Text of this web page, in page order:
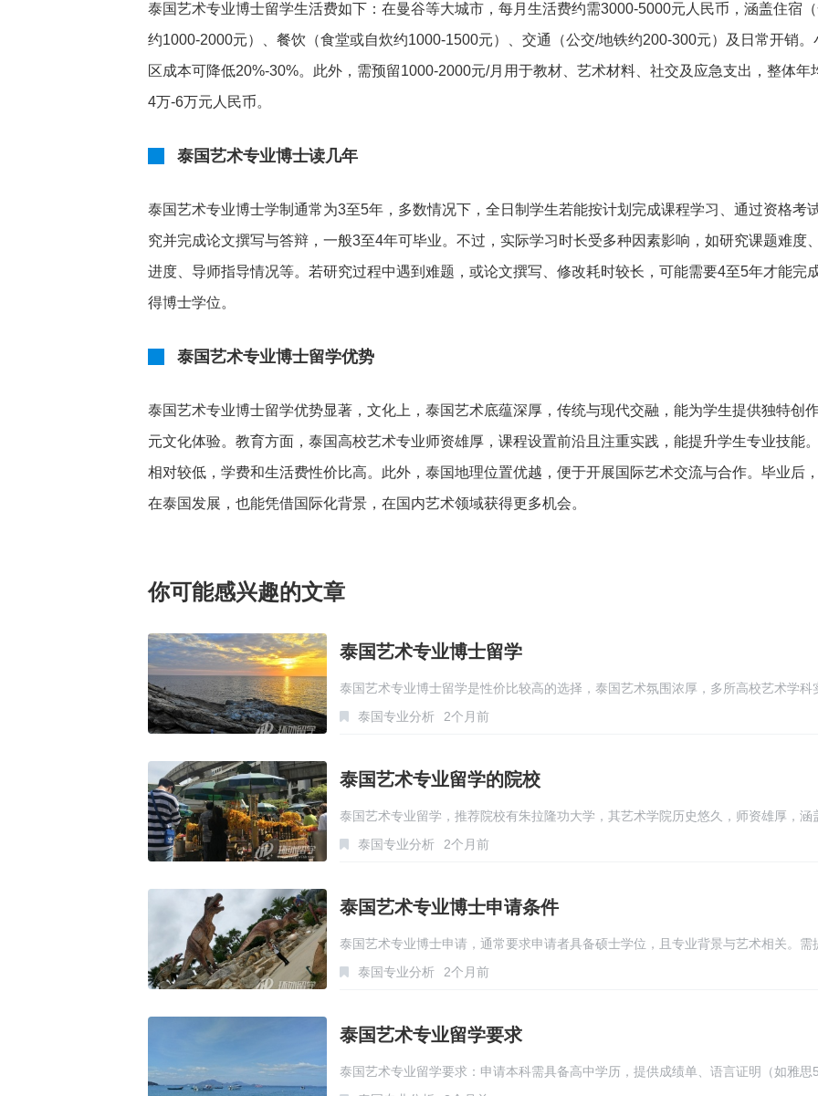
泰国艺术专业博士留学生活费如下：在曼谷等大城市，每月生活费约需3000-5000元人民币，涵盖住宿
约1000-2000元）、餐饮（食堂或自炊约1000-1500元）、交通（公交/地铁约200-300元）及日常开销。
区成本可降低20%-30%。此外，需预留1000-2000元/月用于教材、艺术材料、社交及应急支出，整体年
4万-6万元人民币。
泰国艺术专业博士读几年
泰国艺术专业博士学制通常为3至5年，多数情况下，全日制学生若能按计划完成课程学习、通过资格考
究并完成论文撰写与答辩，一般3至4年可毕业。不过，实际学习时长受多种因素影响，如研究课题难度
进度、导师指导情况等。若研究过程中遇到难题，或论文撰写、修改耗时较长，可能需要4至5年才能完
得博士学位。
泰国艺术专业博士留学优势
泰国艺术专业博士留学优势显著，文化上，泰国艺术底蕴深厚，传统与现代交融，能为学生提供独特创
元文化体验。教育方面，泰国高校艺术专业师资雄厚，课程设置前沿且注重实践，能提升学生专业技能
相对较低，学费和生活费性价比高。此外，泰国地理位置优越，便于开展国际艺术交流与合作。毕业后
在泰国发展，也能凭借国际化背景，在国内艺术领域获得更多机会。
你可能感兴趣的文章
泰国艺术专业博士留学
泰国艺术专业博士留学是性价比较高的选择，泰国艺术氛围浓厚，多所高校艺术学科
泰国专业分析
2个月前
泰国艺术专业留学的院校
泰国艺术专业留学，推荐院校有朱拉隆功大学，其艺术学院历史悠久，师资雄厚，涵
泰国专业分析
2个月前
泰国艺术专业博士申请条件
泰国艺术专业博士申请，通常要求申请者具备硕士学位，且专业背景与艺术相关。需
泰国专业分析
2个月前
泰国艺术专业留学要求
泰国艺术专业留学要求：申请本科需具备高中学历，提供成绩单、语言证明（如雅思